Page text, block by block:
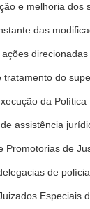
e melhoria dos
das
tratamento do
da
assistência
Promotorias de
de
Especiais